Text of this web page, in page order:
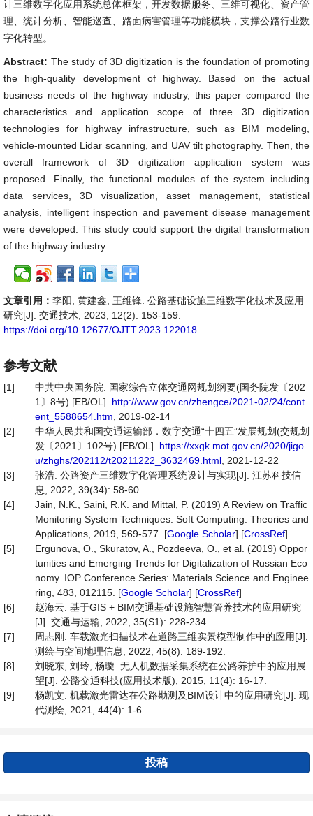
计三维数字化应用系统总体框架，开发数据服务、三维可视化、资产管
理、统计分析、智能巡查、路面病害管理等功能模块，支撑公路行业数
字化转型。
Abstract: The study of 3D digitization is the foundation of promoting
the high-quality development of highway. Based on the actual
business needs of the highway industry, this paper compared the
characteristics and application scope of three 3D digitization
technologies for highway infrastructure, such as BIM modeling,
vehicle-mounted Lidar scanning, and UAV tilt photography. Then, the
overall framework of 3D digitization application system was
proposed. Finally, the functional modules of the system including
data services, 3D visualization, asset management, statistical
analysis, intelligent inspection and pavement disease management
were developed. This study could support the digital transformation
of the highway industry.
文章引用： 李阳, 黄建鑫, 王维锋. 公路基础设施三维数字化技术及应用
研究[J]. 交通技术, 2023, 12(2): 153-159.
https://doi.org/10.12677/OJTT.2023.122018
参考文献
[1]
中共中央国务院. 国家综合立体交通网规划纲要(国务院发〔202
1〕8号) [EB/OL]. http://www.gov.cn/zhengce/2021-02/24/cont
ent_5588654.htm , 2019-02-14
[2]
中华人民共和国交通运输部．数字交通“十四五”发展规划(交规划
发〔2021〕102号) [EB/OL]. https://xxgk.mot.gov.cn/2020/jigo
u/zhghs/202112/t20211222_3632469.html , 2021-12-22
[3]
张浩. 公路资产三维数字化管理系统设计与实现[J]. 江苏科技信
息, 2022, 39(34): 58-60.
[4]
Jain, N.K., Saini, R.K. and Mittal, P. (2019) A Review on Traffic
Monitoring System Techniques. Soft Computing: Theories and
Applications, 2019, 569-577. [Google Scholar] [CrossRef]
[5]
Ergunova, O., Skuratov, A., Pozdeeva, O., et al. (2019) Oppor
tunities and Emerging Trends for Digitalization of Russian Eco
nomy. IOP Conference Series: Materials Science and Enginee
ring, 483, 012115. [Google Scholar] [CrossRef]
[6]
赵海云. 基于GIS + BIM交通基础设施智慧管养技术的应用研究
[J]. 交通与运输, 2022, 35(S1): 228-234.
[7]
周志刚. 车载激光扫描技术在道路三维实景模型制作中的应用[J].
测绘与空间地理信息, 2022, 45(8): 189-192.
[8]
刘晓东, 刘玲, 杨璇. 无人机数据采集系统在公路养护中的应用展
望[J]. 公路交通科技(应用技术版), 2015, 11(4): 16-17.
[9]
杨凯文. 机载激光雷达在公路勘测及BIM设计中的应用研究[J]. 现
代测绘, 2021, 44(4): 1-6.
投稿